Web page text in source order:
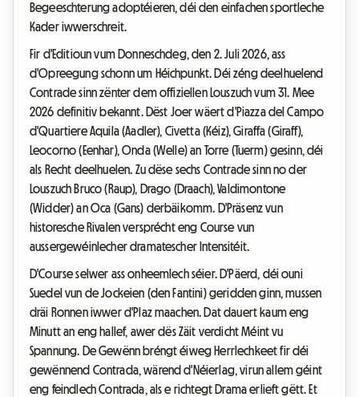
Begeeschterung adoptéieren, déi den einfachen sportleche
Kader iwwerschreit.
Fir d'Editioun vum Donneschdeg, den 2. Juli 2026, ass
d'Opreegung schonn um Héichpunkt. Déi zéng deelhuelend
Contrade sinn zënter dem offiziellen Louszuch vum 31. Mee
2026 definitiv bekannt. Dëst Joer wäert d'Piazza del Campo
d'Quartiere Aquila (Aadler), Civetta (Kéiz), Giraffa (Giraff),
Leocorno (Eenhar), Onda (Welle) an Torre (Tuerm) gesinn, déi
als Recht deelhuelen. Zu dëse sechs Contrade sinn no der
Louszuch Bruco (Raup), Drago (Draach), Valdimontone
(Widder) an Oca (Gans) derbäikomm. D'Präsenz vun
historesche Rivalen versprécht eng Course vun
aussergewéinlecher dramatescher Intensitéit.
D'Course selwer ass onheemlech séier. D'Päerd, déi ouni
Suedel vun de Jockeien (den Fantini) geridden ginn, mussen
dräi Ronnen iwwer d'Plaz maachen. Dat dauert kaum eng
Minutt an eng hallef, awer dës Zäit verdicht Méint vu
Spannung. De Gewënn bréngt éiweg Herrlechkeet fir déi
gewënnend Contrada, wärend d'Néierlag, virun allem géint
eng feindlech Contrada, als e richtegt Drama erlieft gëtt. Et